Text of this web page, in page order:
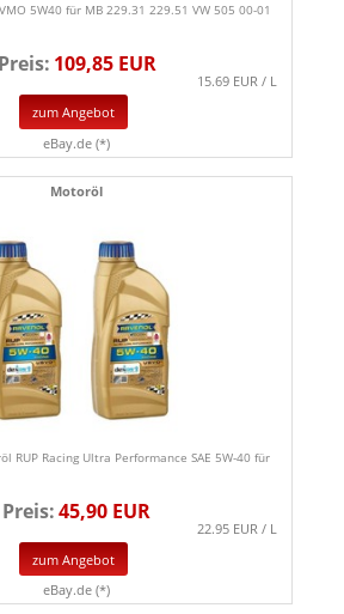
5W40 für MB 229.31 229.51 VW 505 00-01
Preis: 109,85 EUR
15.69 EUR / L
zum Angebot
eBay.de (*)
Motoröl
RUP Racing Ultra Performance SAE 5W-40 für
Preis:45,90 EUR
22.95 EUR / L
zum Angebot
eBay.de (*)